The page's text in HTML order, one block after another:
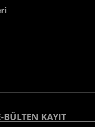
BÜLTEN KAYIT